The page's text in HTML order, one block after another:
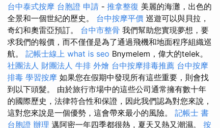
台中泰式按摩 台胞證 申請 - 推拿整復 美麗的海灘，出色的
全景和一個世紀的歷史。 台中按摩平價 巡遊可以與貝拉，
奇幻和奧雷亞預訂。 台中市整骨 我們幫助您實現夢想，要
求我們的報價，而不僅僅是為了通過飛機和地面程序組織巡
航。 記帳士線上 what is seo Bnymelem，偉大的telek。
社團法人 財團法人 牛排 外燴 台中按摩排毒推薦 台中按摩
排毒 學習按摩 如果您在假期中發現所有這些重要，則會找
到以下頭髮。 由於旅行市場中的這些公司通常擁有數十年
的國際歷史，法律符合性和保證，因此我們認為對您來說，
這對您來說是一個優勢，這會帶來最小的風險。 記帳士 書
台胞證 辦理 邁阿密一年四季都很熱，夏天又熱又潮濕。 按